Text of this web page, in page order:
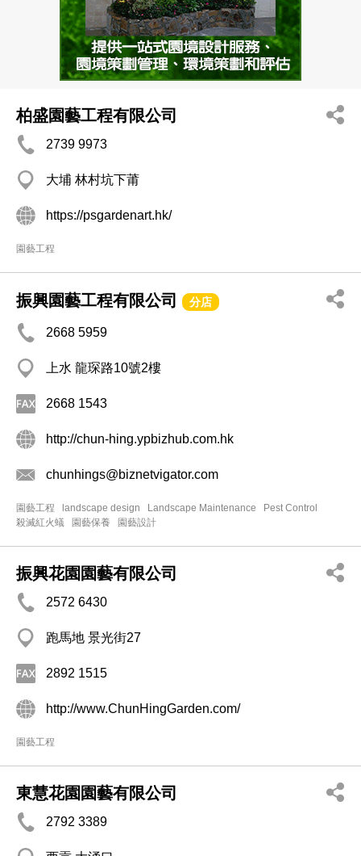
柏盛園藝工程有限公司
2739 9973
大埔 林村坑下莆
https://psgardenart.hk/
園藝工程
振興園藝工程有限公司 分店
2668 5959
上水 龍琛路10號2樓
2668 1543
http://chun-hing.ypbizhub.com.hk
chunhings@biznetvigator.com
園藝工程 landscape design Landscape Maintenance
Pest Control
殺滅紅火蟻
園藝保養 園藝設計
振興花園園藝有限公司
2572 6430
跑馬地 景光街27
2892 1515
http://www.ChunHingGarden.com/
園藝工程
東慧花園園藝有限公司
2792 3389